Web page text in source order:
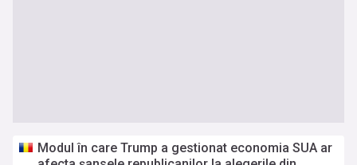
Modul în care Trump a gestionat economia SUA ar